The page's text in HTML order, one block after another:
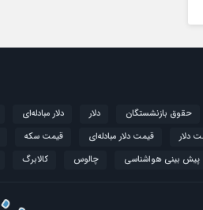
حقوق بازنشستگان دلار دلار مبادله‌ای
دلار
قیمت دلار مبادله‌ای قیمت سکه
پیش بینی هواشناسی
چالوس کالابرگ